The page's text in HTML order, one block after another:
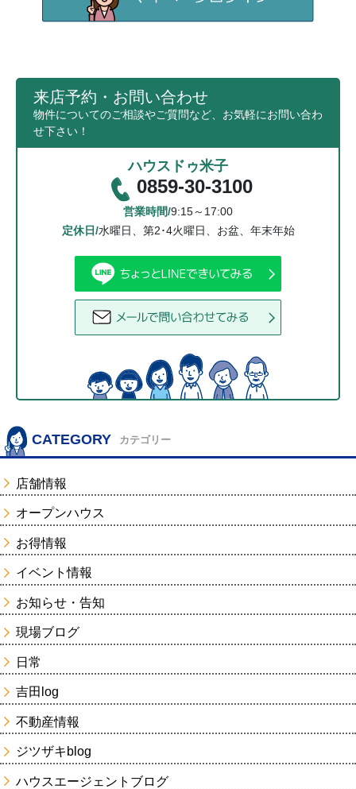
来店予約・お問い合わせ
物件についてのご相談やご質問など、お気軽にお問い合わ
せ下さい！
ハウスドゥ米子
0859-30-3100
営業時間/9:15～17:00
定休日/水曜日、第2･4火曜日、お盆、年末年始
CATEGORY カテゴリー
店舗情報
オープンハウス
お得情報
イベント情報
お知らせ・告知
現場ブログ
日常
吉田log
不動産情報
ジツザキblog
ハウスエージェントブログ